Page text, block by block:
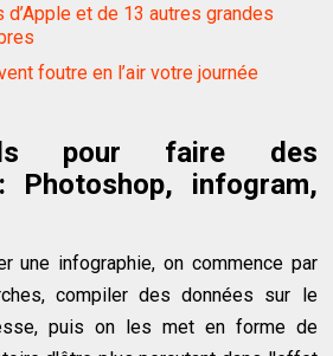
et de 13 autres grandes
foutre en l’air votre journée
pour faire des
Photoshop, infogram,
une infographie, on commence par
compiler des données sur le
puis on les met en forme de